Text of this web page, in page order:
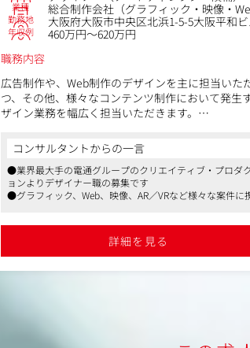
業種 総合制作会社（グラフィック・映像・
勤務地 大阪府大阪市中央区北浜1-5-5大阪平和
年収例
460万円～620万円
職務内容
広告制作や、Web制作のデザインを主に担当いた
つ、その他、様々なコンテンツ制作において発生
ザイン業務を幅広く担当いただきます。
ポスターや新聞・雑誌広告といったグラフィック
般、店頭やイベントの空間演出ツール、紙媒体だ
く、Webサイトやインタラクティブ施策のデザイ
など、幅広い領域において、デザインの視点からク
アントが持つ課題を解決するビジュアル提案を行い
コンサルタントからの一言
●業界最大手の電通グループのクリエイティブ・プロダ
ョンよりデザイナー職の募集です
●グラフィック、Web、映像、AR／VRなど様々な案件に
詳細を見る